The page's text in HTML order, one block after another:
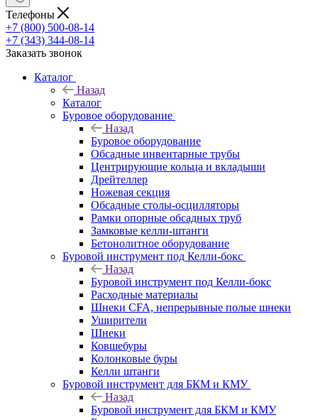
Телефоны
+7 (800) 500-08-14
+7 (343) 344-08-14
Заказать звонок
Каталог
Назад
Каталог
Буровое оборудование
Назад
Буровое оборудование
Обсадные инвентарные трубы
Центрирующие кольца и вкладыши
Дрейтеллер
Ножевая секция
Обсадные столы-осцилляторы
Рамки опорные обсадных труб
Замковые келли-штанги
Бетонолитное оборудование
Буровой инструмент под Келли-бокс
Назад
Буровой инструмент под Келли-бокс
Расходные материалы
Шнеки CFA, непрерывные полые шнеки
Уширители
Шнеки
Ковшебуры
Колонковые буры
Келли штанги
Буровой инструмент для БКМ и КМУ
Назад
Буровой инструмент для БКМ и КМУ